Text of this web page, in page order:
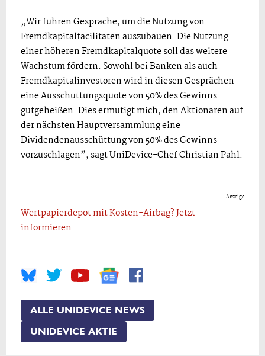
„Wir führen Gespräche, um die Nutzung von
Fremdkapitalfacilitäten auszubauen. Die Nutzung
einer höheren Fremdkapitalquote soll das weitere
Wachstum fördern. Sowohl bei Banken als auch
Fremdkapitalinvestoren wird in diesen Gesprächen
eine Ausschüttungsquote von 50% des Gewinns
gutgeheißen. Dies ermutigt mich, den Aktionären auf
der nächsten Hauptversammlung eine
Dividendenausschüttung von 50% des Gewinns
vorzuschlagen”, sagt UniDevice-Chef Christian Pahl.
Anzeige
Wertpapierdepot mit Kosten-Airbag? Jetzt
informieren.
ALLE UNIDEVICE NEWS
UNIDEVICE AKTIE